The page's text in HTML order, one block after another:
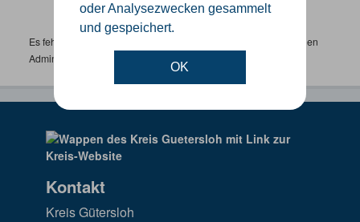
oder Analysezwecken gesammelt
und gespeichert.
OK
Es fehlen spezifische Datensätze? Wenden Sie sich bitte an einen
Administrator unter:
Kontakt
Kreis Gütersloh